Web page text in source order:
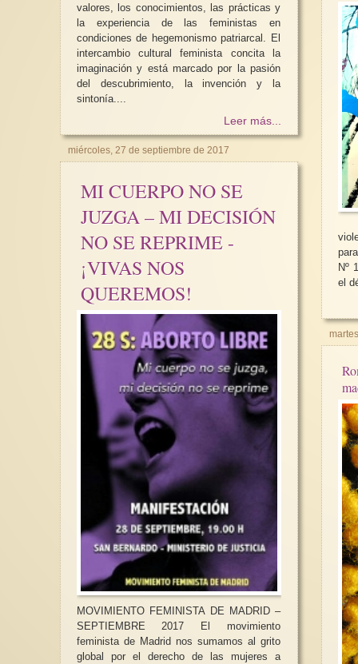
valores, los conocimientos, las prácticas y
la experiencia de las feministas en
condiciones de hegemonismo patriarcal. El
intercambio cultural feminista concita la
imaginación y está marcado por la pasión
del descubrimiento, la invención y la
sintonía....
Leer más...
miércoles, 27 de septiembre de 2017
MI CUERPO NO SE
JUZGA – MI DECISIÓN
NO SE REPRIME -
¡VIVAS NOS
QUEREMOS!
MOVIMIENTO FEMINISTA DE MADRID –
SEPTIEMBRE 2017 El movimiento
feminista de Madrid nos sumamos al grito
global por el derecho de las mujeres a
Nº
el